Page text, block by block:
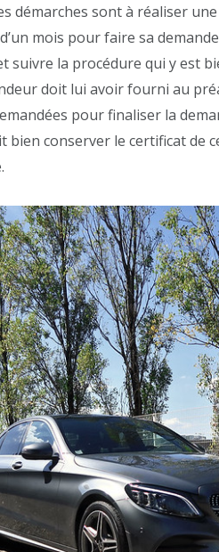
démarches sont à réaliser
mois pour faire sa
suivre la procédure qui y est
doit lui avoir fourni au
pour finaliser la
bien conserver le certificat de